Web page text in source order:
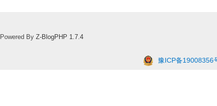
Powered By Z-BlogPHP 1.7.4
豫ICP备19008356